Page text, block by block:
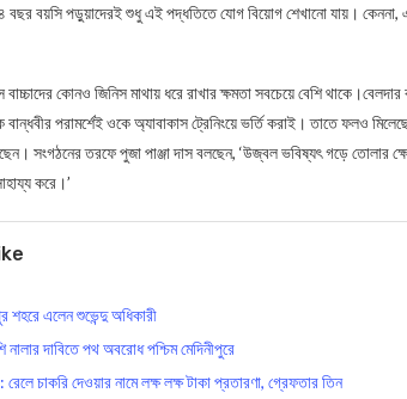
পড়ুয়াদেরই শুধু এই পদ্ধতিতে যোগ বিয়োগ শেখানো যায়। কেননা,
কোনও জিনিস মাথায় ধরে রাখার ক্ষমতা সবচেয়ে বেশি থাকে।বেলদার
পরামর্শেই ওকে অ্যাবাকাস ট্রেনিংয়ে ভর্তি করাই। তাতে ফলও
সংগঠনের তরফে পুজা পাঞ্জা দাস বলছেন, ‘উজ্বল ভবিষ্যৎ গড়ে তোলার
করে।’
শহরে এলেন শুভেন্দু অধিকারী
নালার দাবিতে পথ অবরোধ পশ্চিম মেদিনীপুরে
চাকরি দেওয়ার নামে লক্ষ লক্ষ টাকা প্রতারণা, গ্রেফতার তিন